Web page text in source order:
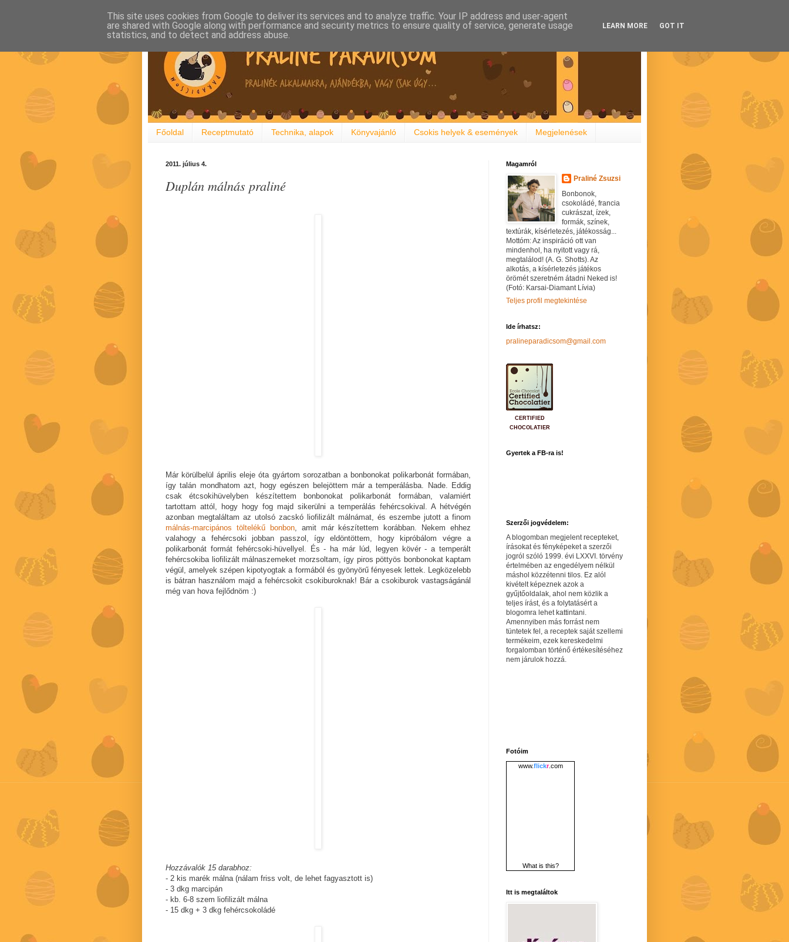
Főoldal Receptmutató Technika, alapok Könyvajánló Csokis helyek & események Megjelenések
2011. július 4.
Duplán málnás praliné
Már körülbelül április eleje óta gyártom sorozatban a bonbonokat polikarbonát formában,
így talán mondhatom azt, hogy egészen belejöttem már a temperálásba. Nade. Eddig
csak étcsokihüvelyben készítettem bonbonokat polikarbonát formában, valamiért
tartottam attól, hogy hogy fog majd sikerülni a temperálás fehércsokival. A hétvégén
azonban megtaláltam az utolsó zacskó liofilizált málnámat, és eszembe jutott a finom
málnás-marcipános töltelékű bonbon, amit már készítettem korábban. Nekem ehhez
valahogy a fehércsoki jobban passzol, így eldöntöttem, hogy kipróbálom végre a
polikarbonát formát fehércsoki-hüvellyel. És - ha már lúd, legyen kövér - a temperált
fehércsokiba liofilizált málnaszemeket morzsoltam, így piros pöttyös bonbonokat kaptam
végül, amelyek szépen kipotyogtak a formából és gyönyörű fényesek lettek. Legközelebb
is bátran használom majd a fehércsokit csokiburoknak! Bár a csokiburok vastagságánál
még van hova fejlődnöm :)
Hozzávalók 15 darabhoz:
- 2 kis marék málna (nálam friss volt, de lehet fagyasztott is)
- 3 dkg marcipán
- kb. 6-8 szem liofilizált málna
- 15 dkg + 3 dkg fehércsokoládé
Magamról
Praliné Zsuzsi
Bonbonok,
csokoládé, francia
cukrászat, ízek,
formák, színek,
textúrák, kísérletezés, játékosság...
Mottóm: Az inspiráció ott van
mindenhol, ha nyitott vagy rá,
megtalálod! (A. G. Shotts). Az
alkotás, a kísérletezés játékos
örömét szeretném átadni Neked is!
(Fotó: Karsai-Diamant Lívia)
Teljes profil megtekintése
Ide írhatsz:
pralineparadicsom@gmail.com
CERTIFIED
CHOCOLATIER
Gyertek a FB-ra is!
Szerzői jogvédelem:
A blogomban megjelent recepteket,
írásokat és fényképeket a szerzői
jogról szóló 1999. évi LXXVI. törvény
értelmében az engedélyem nélkül
máshol közzétenni tilos. Ez alól
kivételt képeznek azok a
gyűjtőoldalak, ahol nem közlik a
teljes írást, és a folytatásért a
blogomra lehet kattintani.
Amennyiben más forrást nem
tüntetek fel, a receptek saját szellemi
termékeim, ezek kereskedelmi
forgalomban történő értékesítéséhez
nem járulok hozzá.
Fotóim
www.flickr.com
What is this?
Itt is megtaláltok
This site uses cookies from Google to deliver its services and to analyze traffic. Your IP address and user-agent
are shared with Google along with performance and security metrics to ensure quality of service, generate usage
statistics, and to detect and address abuse.
LEARN MORE GOT IT